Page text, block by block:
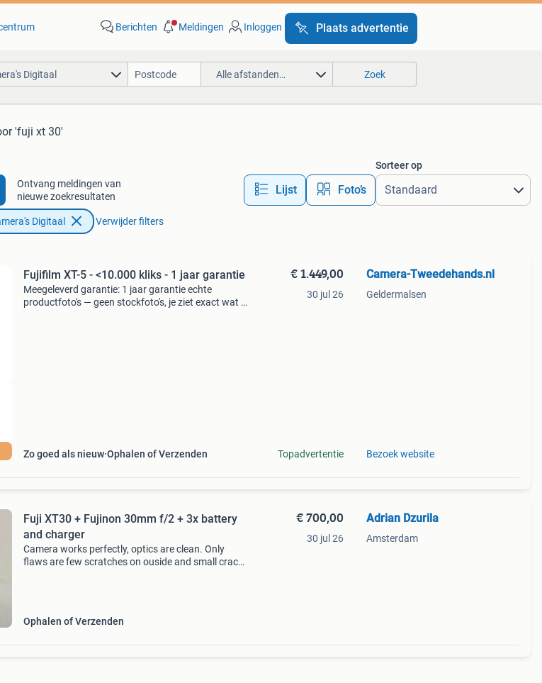
Berichten Meldingen Inloggen Plaats advertentie
Digitaal Alle afstanden… Zoek
'fuji xt 30'
Ontvang meldingen van
nieuwe zoekresultaten
Lijst Foto’s
Sorteer op
Digitaal Verwijder filters
Fujifilm XT-5 - <10.000 kliks - 1 jaar garantie
Meegeleverd garantie: 1 jaar garantie echte
productfoto's — geen stockfoto's, je ziet exact wat je
Zo goed als nieuw Ophalen of Verzenden
€ 1.449,00
30 jul 26
Topadvertentie
Camera-Tweedehands.nl
Geldermalsen
Bezoek website
Fuji XT30 + Fujinon 30mm f/2 + 3x battery
and charger
Camera works perfectly, optics are clean. Only
flaws are few scratches on ouside and small crack
Ophalen of Verzenden
€ 700,00
30 jul 26
Adrian Dzurila
Amsterdam